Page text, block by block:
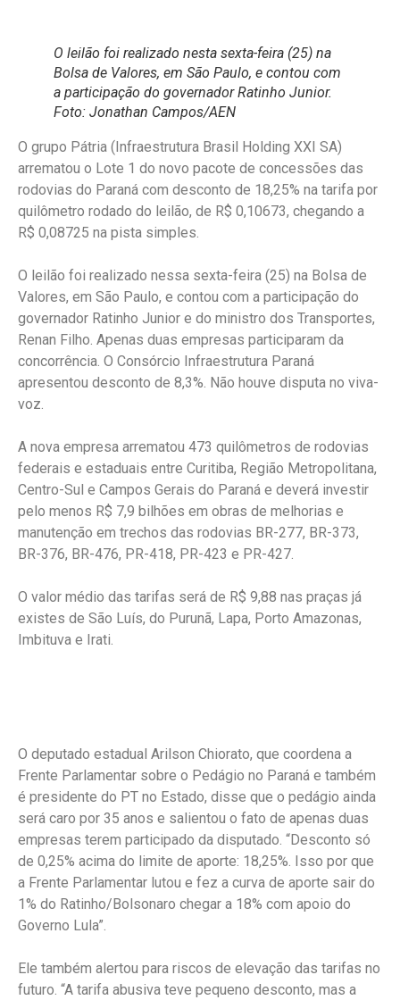
O leilão foi realizado nesta sexta-feira (25) na
Bolsa de Valores, em São Paulo, e contou com
a participação do governador Ratinho Junior.
Foto: Jonathan Campos/AEN
O grupo Pátria (Infraestrutura Brasil Holding XXI SA)
arrematou o Lote 1 do novo pacote de concessões das
rodovias do Paraná com desconto de 18,25% na tarifa por
quilômetro rodado do leilão, de R$ 0,10673, chegando a
R$ 0,08725 na pista simples.
O leilão foi realizado nessa sexta-feira (25) na Bolsa de
Valores, em São Paulo, e contou com a participação do
governador Ratinho Junior e do ministro dos Transportes,
Renan Filho. Apenas duas empresas participaram da
concorrência. O Consórcio Infraestrutura Paraná
apresentou desconto de 8,3%. Não houve disputa no viva-
voz.
A nova empresa arrematou 473 quilômetros de rodovias
federais e estaduais entre Curitiba, Região Metropolitana,
Centro-Sul e Campos Gerais do Paraná e deverá investir
pelo menos R$ 7,9 bilhões em obras de melhorias e
manutenção em trechos das rodovias BR-277, BR-373,
BR-376, BR-476, PR-418, PR-423 e PR-427.
O valor médio das tarifas será de R$ 9,88 nas praças já
existes de São Luís, do Purunã, Lapa, Porto Amazonas,
Imbituva e Irati.
O deputado estadual Arilson Chiorato, que coordena a
Frente Parlamentar sobre o Pedágio no Paraná e também
é presidente do PT no Estado, disse que o pedágio ainda
será caro por 35 anos e salientou o fato de apenas duas
empresas terem participado da disputado. “Desconto só
de 0,25% acima do limite de aporte: 18,25%. Isso por que
a Frente Parlamentar lutou e fez a curva de aporte sair do
1% do Ratinho/Bolsonaro chegar a 18% com apoio do
Governo Lula”.
Ele também alertou para riscos de elevação das tarifas no
futuro. “A tarifa abusiva teve pequeno desconto, mas a